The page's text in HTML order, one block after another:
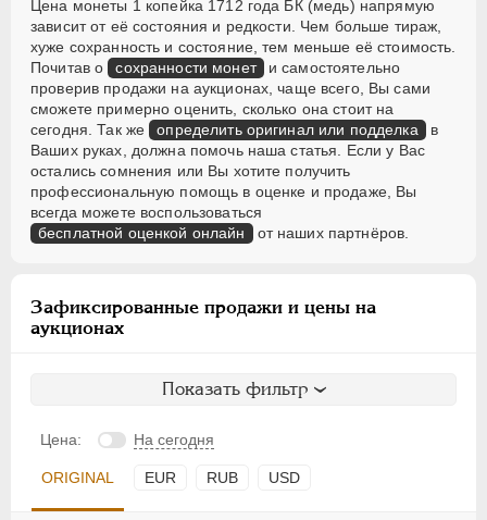
Цена монеты 1 копейка 1712 года БК (медь) напрямую
зависит от её состояния и редкости. Чем больше тираж,
хуже сохранность и состояние, тем меньше её стоимость.
Почитав о сохранности монет и самостоятельно
проверив продажи на аукционах, чаще всего, Вы сами
сможете примерно оценить, сколько она стоит на
сегодня. Так же определить оригинал или подделка в
Ваших руках, должна помочь наша статья. Если у Вас
остались сомнения или Вы хотите получить
профессиональную помощь в оценке и продаже, Вы
всегда можете воспользоваться
бесплатной оценкой онлайн от наших партнёров.
Зафиксированные продажи и цены на
аукционах
Показать фильтр
Цена: На сегодня
ORIGINAL EUR RUB USD